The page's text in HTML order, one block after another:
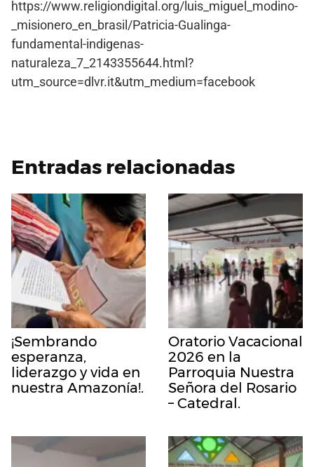
https://www.religiondigital.org/luis_miguel_modino-
_misionero_en_brasil/Patricia-Gualinga-
fundamental-indigenas-
naturaleza_7_2143355644.html?
utm_source=dlvr.it&utm_medium=facebook
Entradas relacionadas
¡Sembrando
esperanza,
liderazgo y vida en
nuestra Amazonía!.
Oratorio Vacacional
2026 en la
Parroquia Nuestra
Señora del Rosario
– Catedral.